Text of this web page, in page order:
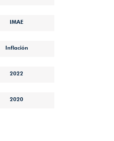
IMAE
Inflación
2022
2020